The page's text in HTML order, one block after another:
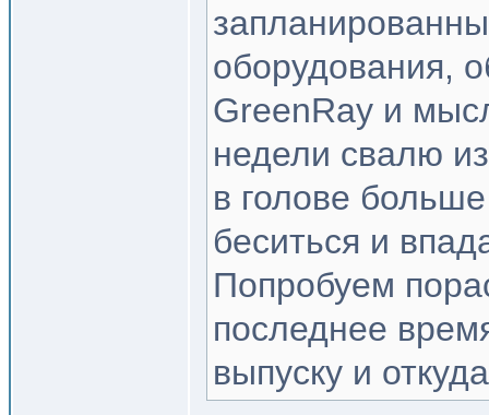
оборудования,
GreenRay и
недели свалю
в голове
беситься и
Попробуем
последнее
выпуску и